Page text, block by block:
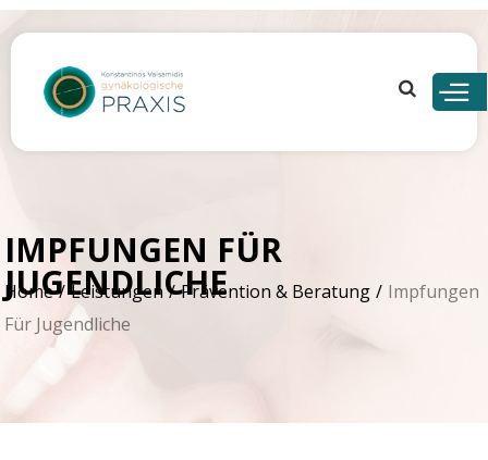
Skip to
content
IMPFUNGEN FÜR
JUGENDLICHE
Home Leistungen Prävention & Beratung
Impfungen
Für Jugendliche